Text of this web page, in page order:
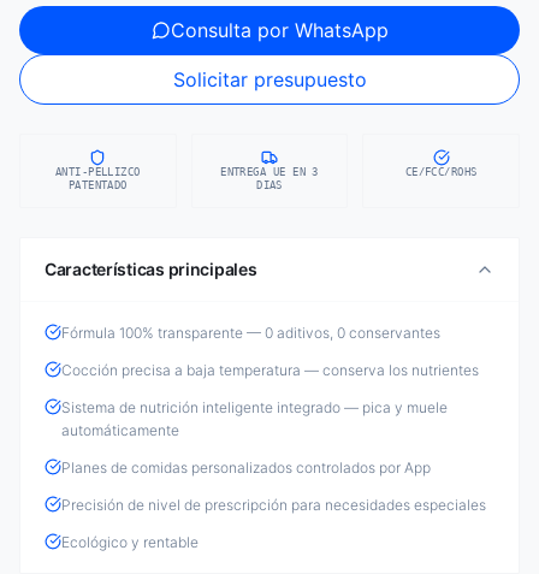
Consulta por WhatsApp
Solicitar presupuesto
ANTI-PELLIZCO
PATENTADO
ENTREGA UE EN 3
DIAS
CE/FCC/ROHS
Características principales
Fórmula 100% transparente — 0 aditivos, 0 conservantes
Cocción precisa a baja temperatura — conserva los nutrientes
Sistema de nutrición inteligente integrado — pica y muele
automáticamente
Planes de comidas personalizados controlados por App
Precisión de nivel de prescripción para necesidades especiales
Ecológico y rentable